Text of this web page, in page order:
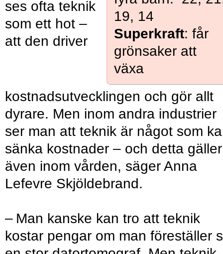
19, 14
Superkraft: får
grönsaker att
växa
ses ofta teknik
som ett hot –
att den driver
kostnadsutvecklingen och gör allt
dyrare. Men inom andra industrier
ser man att teknik är något som
sänka kostnader – och detta gäller
även inom vården, säger Anna
Lefevre Skjöldebrand.
– Man kanske kan tro att teknik
kostar pengar om man föreställer